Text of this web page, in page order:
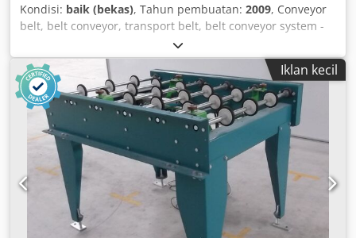
Kondisi: baik (bekas), Tahun pembuatan: 2009, Conveyor
belt, belt conveyor, transport belt, belt conveyor system -
featuring pneumatically driven centering unit -belt width:
2 x 30 mm -width: adjustable -conveyor length: 1450 mm -
equipped with frequency inverter integrated in the gear
motor Djdob A Ndtepfx Aa Dsck -drive power: 0.075–0.37
kW -speed: 14–72 rpm -height: adjustable -quantity: 2
conveyors available -price: per unit -dimensions:
1450/1360/H1000 mm -weight: approx. 100 kg
Iklan kecil